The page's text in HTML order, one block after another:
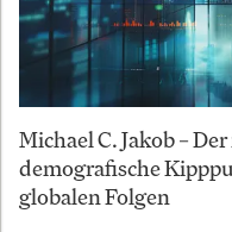
Michael C. Jakob –
demografische
globalen Folgen